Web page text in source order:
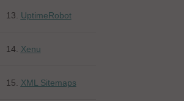
13. UptimeRobot
14. Xenu
15. XML Sitemaps